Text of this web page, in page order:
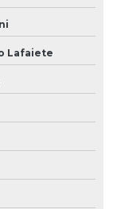
Lafaiete